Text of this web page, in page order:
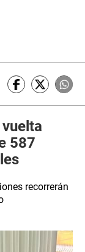
587
recorrerán